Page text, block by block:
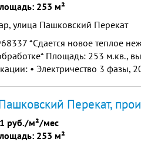
253 м²
улица Пашковский Перекат
*Сдается новое теплое
Площадь: 253 м.кв.,
• Электричество 3 фазы,
Перекат,
руб./м²/мес
253 м²